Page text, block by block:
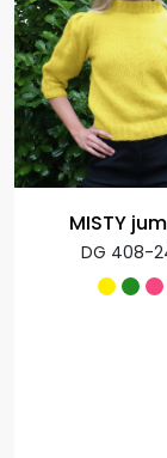
MISTY
DG 408-